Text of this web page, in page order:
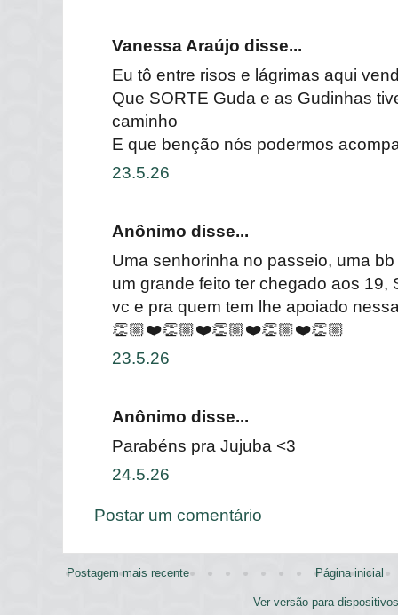
Vanessa Araújo disse...
Eu tô entre risos e lágrimas aqui
Que SORTE Guda e as Gudinhas
caminho
E que benção nós podermos
23.5.26
Anônimo disse...
Uma senhorinha no passeio, uma
um grande feito ter chegado aos 19,
vc e pra quem tem lhe apoiado
👏🏼❤️👏🏼❤️👏🏼❤️👏🏼❤️👏🏼
23.5.26
Anônimo disse...
Parabéns pra Jujuba <3
24.5.26
Postar um comentário
Postagem mais recente Página inicial
Ver versão para